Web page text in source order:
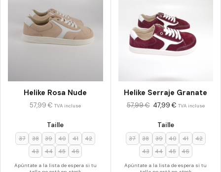
Helike Rosa Nude
Taille
37 38 39 40 41
42
43
44 45 46
Apúntate a la lista de espera si tu
57,99€ TVA incluse
Helike Serraje Granate
Taille
37 38 39 40 41
42
43
44 45 46
Apúntate a la lista de espera si tu
57,99€ 47,99€ TVA incluse